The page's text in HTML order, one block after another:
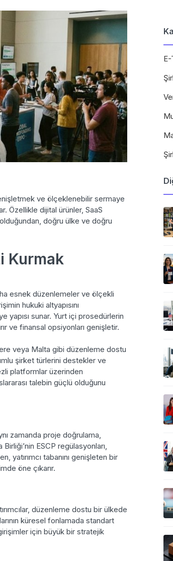
ve ölçeklenebilir sermaye
Özellikle dijital ürünler, SaaS
doğru ülke ve doğru
Kurmak
esnek düzenlemeler ve ölçekli
hukuki altyapısını
yapısı sunar. Yurt içi prosedürlerin
ve finansal opsiyonları genişletir.
veya Malta gibi düzenleme dostu
şirket türlerini destekler ve
platformlar üzerinden
talebin güçlü olduğunu
zamanda proje doğrulama,
ESCP regülasyonları,
yatırımcı tabanını genişleten bir
öne çıkarır.
düzenleme dostu bir ülkede
küresel fonlamada standart
için büyük bir stratejik